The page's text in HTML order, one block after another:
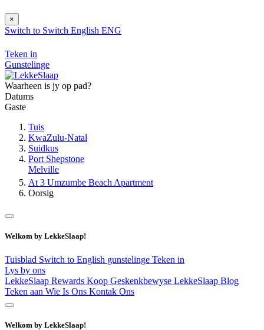
×
Switch to Switch English ENG
Teken in
Gunstelinge
Waarheen is jy op pad?
Datums
Gaste
Tuis
KwaZulu-Natal
Suidkus
Port Shepstone
Melville
At 3 Umzumbe Beach Apartment
Oorsig
Welkom by LekkeSlaap!
Tuisblad Switch to English gunstelinge Teken in
Lys by ons
LekkeSlaap Rewards Koop Geskenkbewyse LekkeSlaap Blog
Teken aan Wie Is Ons Kontak Ons
Welkom by LekkeSlaap!